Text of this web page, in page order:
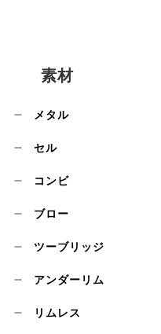
素材
メタル
セル
コンビ
ブロー
ツーブリッジ
アンダーリム
リムレス